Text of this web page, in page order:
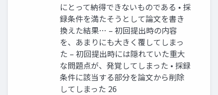
にとって納得できないものである • 採
録条件を満たそうとして論文を書き
換えた結果… – 初回提出時の内容
を、あまりにも大きく覆してしまっ
た – 初回提出時には隠れていた重大
な問題点が、発覚してしまった • 採録
条件に該当する部分を論文から削除
してしまった 26